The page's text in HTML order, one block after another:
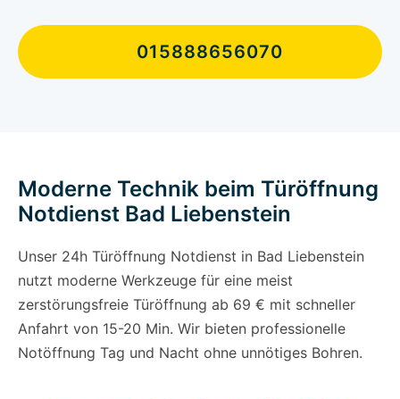
015888656070
Moderne Technik beim Türöffnung
Notdienst Bad Liebenstein
Unser 24h Türöffnung Notdienst in Bad Liebenstein
nutzt moderne Werkzeuge für eine meist
zerstörungsfreie Türöffnung ab 69 € mit schneller
Anfahrt von 15-20 Min. Wir bieten professionelle
Notöffnung Tag und Nacht ohne unnötiges Bohren.